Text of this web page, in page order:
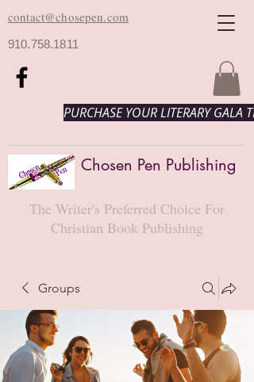
contact@chosepen.com
910.758.1811
PURCHASE YOUR LITERARY GALA
Chosen Pen Publishing
The Writer's Preferred Choice For
Christian Book Publishing
Groups